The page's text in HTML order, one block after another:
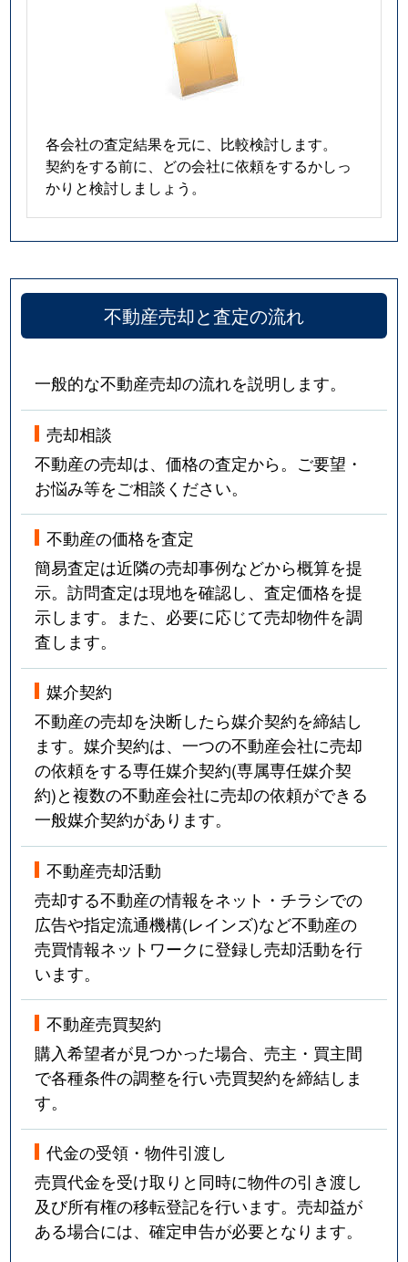
各会社の査定結果を元に、比較検討します。
契約をする前に、どの会社に依頼をするかしっ
かりと検討しましょう。
不動産売却と査定の流れ
一般的な不動産売却の流れを説明します。
売却相談
不動産の売却は、価格の査定から。ご要望・
お悩み等をご相談ください。
不動産の価格を査定
簡易査定は近隣の売却事例などから概算を提
示。訪問査定は現地を確認し、査定価格を提
示します。また、必要に応じて売却物件を調
査します。
媒介契約
不動産の売却を決断したら媒介契約を締結し
ます。媒介契約は、一つの不動産会社に売却
の依頼をする専任媒介契約(専属専任媒介契
約)と複数の不動産会社に売却の依頼ができる
一般媒介契約があります。
不動産売却活動
売却する不動産の情報をネット・チラシでの
広告や指定流通機構(レインズ)など不動産の
売買情報ネットワークに登録し売却活動を行
います。
不動産売買契約
購入希望者が見つかった場合、売主・買主間
で各種条件の調整を行い売買契約を締結しま
す。
代金の受領・物件引渡し
売買代金を受け取りと同時に物件の引き渡し
及び所有権の移転登記を行います。売却益が
ある場合には、確定申告が必要となります。